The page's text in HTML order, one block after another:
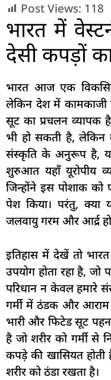
Post Views: 118
भारत में
देसी कपड़ों
भारत आज एक
लेकिन देश में कामकाजी
सूट का प्रचलन व्यापक
भी हो सकती है,
संस्कृति के अनुरूप है,
शुरुआत यहाँ यूरोपीय
जिन्होंने इस पोशाक
पेश किया। परंतु, क्या
जलवायु गरम और आर्द्र
इतिहास में देखें तो
उपयोग होता रहा है,
परिधान न केवल हमारे
गर्मी में ठंडक और आराम
भारी और फिटेड सूट
है जो शरीर को गर्मी से
कपड़े की खासियत
शरीर को ठंडा रखता है।